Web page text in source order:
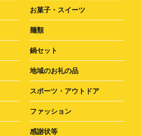
お菓子・スイーツ
麺類
鍋セット
地域のお礼の品
スポーツ・アウトドア
ファッション
感謝状等